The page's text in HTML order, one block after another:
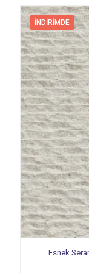
İNDIRIMDE
Esnek